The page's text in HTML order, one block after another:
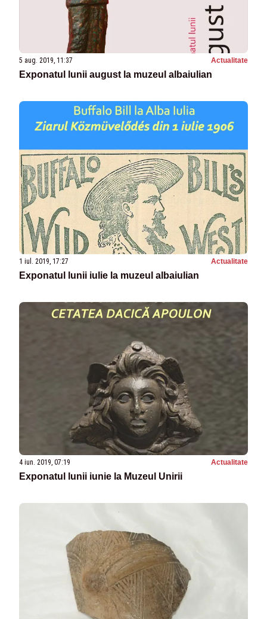
5 aug. 2019, 11:37 Actualitate
Exponatul lunii august la muzeul albaiulian
1 iul. 2019, 17:27 Actualitate
Exponatul lunii iulie la muzeul albaiulian
4 iun. 2019, 07:19 Actualitate
Exponatul lunii iunie la Muzeul Unirii